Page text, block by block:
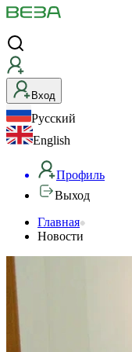
Вход
Русский
English
Профиль
Выход
Главная
Новости